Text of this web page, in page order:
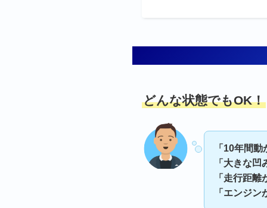
どんな状態でもOK！
「10年間
「大きな
「走行距
「エンジ